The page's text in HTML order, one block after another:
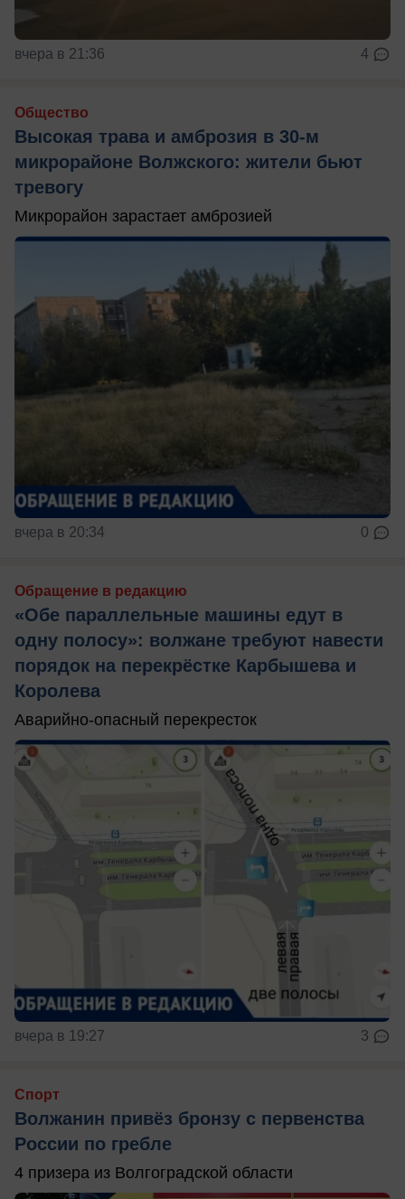
вчера в 21:36 4
Общество
Высокая трава и амброзия в 30‑м
микрорайоне Волжского: жители бьют
тревогу
Микрорайон зарастает амброзией
вчера в 20:34 0
Обращение в редакцию
«Обе параллельные машины едут в
одну полосу»: волжане требуют навести
порядок на перекрёстке Карбышева и
Королева
Аварийно-опасный перекресток
вчера в 19:27 3
Спорт
Волжанин привёз бронзу с первенства
России по гребле
4 призера из Волгоградской области